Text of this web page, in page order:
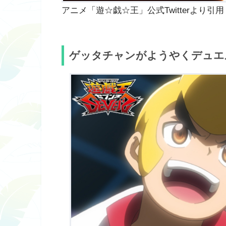
アニメ「遊☆戯☆王」公式Twitterより引用
ゲッタチャンがようやくデュ